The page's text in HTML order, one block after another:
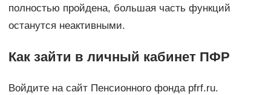
полностью пройдена, большая часть функций
останутся неактивными.
Как зайти в личный кабинет ПФР
Войдите на сайт Пенсионного фонда pfrf.ru.